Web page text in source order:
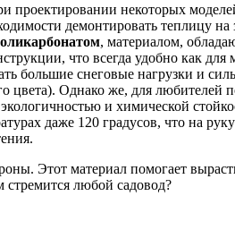
проектировании некоторых
демонтировать теплицу на
, материалом,
что всегда удобно как для
большие снеговые нагрузки и
цвета). Однако же, для любителей
экологичностью и химической
даже 120 градусов, что на
Этот материал помогает
стремится любой садовод?